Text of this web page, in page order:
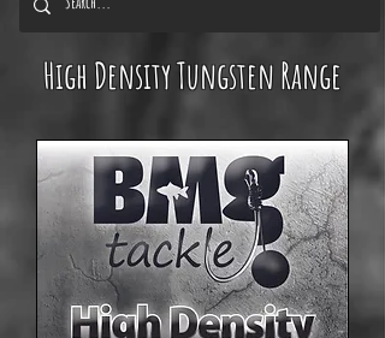
High Density Tungsten Range